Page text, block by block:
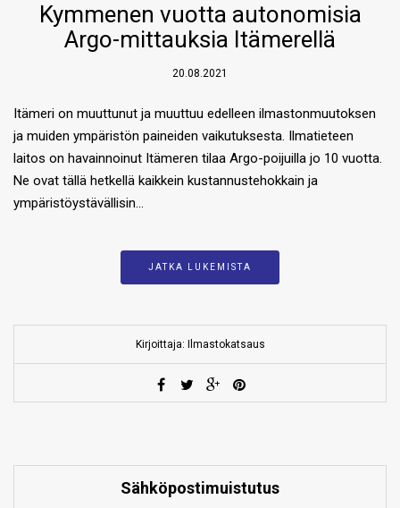
Kymmenen vuotta autonomisia
Argo-mittauksia Itämerellä
20.08.2021
Itämeri on muuttunut ja muuttuu edelleen ilmastonmuutoksen
ja muiden ympäristön paineiden vaikutuksesta. Ilmatieteen
laitos on havainnoinut Itämeren tilaa Argo-poijuilla jo 10 vuotta.
Ne ovat tällä hetkellä kaikkein kustannustehokkain ja
ympäristöystävällisin…
JATKA LUKEMISTA
Kirjoittaja: Ilmastokatsaus
Sähköpostimuistutus